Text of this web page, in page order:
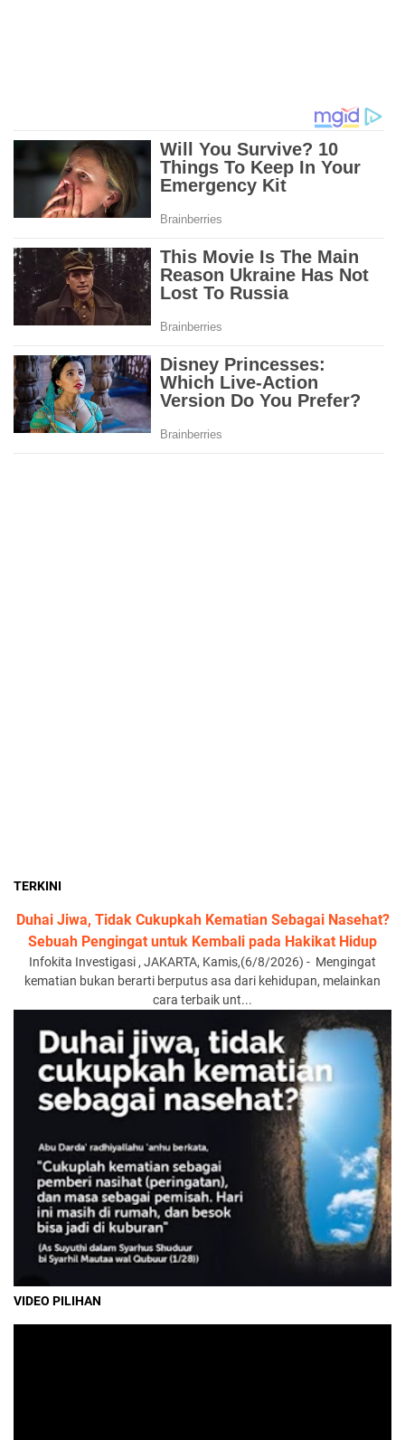
TERKINI
Duhai Jiwa, Tidak Cukupkah Kematian Sebagai Nasehat?
Sebuah Pengingat untuk Kembali pada Hakikat Hidup
Infokita Investigasi , JAKARTA, Kamis,(6/8/2026) - Mengingat
kematian bukan berarti berputus asa dari kehidupan, melainkan
cara terbaik unt...
VIDEO PILIHAN